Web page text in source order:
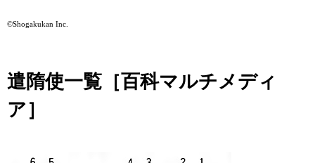
©Shogakukan Inc.
遣隋使一覧［百科マルチメディ
ア］